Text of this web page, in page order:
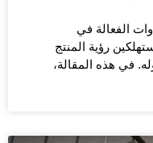
الفعالة في
رؤية المنتج
في هذه المقالة،